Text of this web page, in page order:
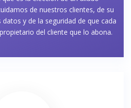
de nuestros clientes, de su
y de la seguridad de que cada
del cliente que lo abona.